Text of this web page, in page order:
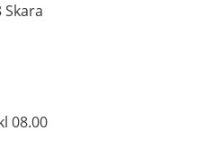
08.00